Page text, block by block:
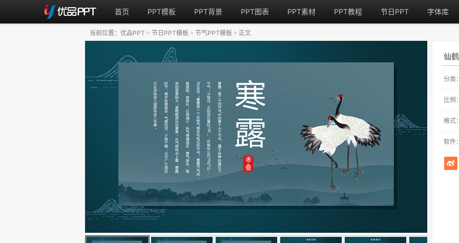
首页 PPT模板 PPT背景 PPT图表 PPT素材 PPT教程 节日PPT 字体库
仙
分类
比例
格式
软件
当前位置： 优品PPT > 节日PPT模板 > 节气PPT模板 > 正文